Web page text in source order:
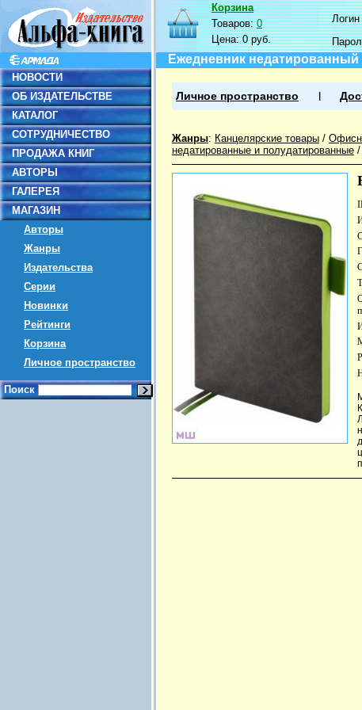
НОВОСТИ
ОБ ИЗДАТЕЛЬСТВЕ
КАТАЛОГ
СОТРУДНИЧЕСТВО
ПРОДАЖА КНИГ
АВТОРЫ
ГАЛЕРЕЯ
МАГАЗИН
Авторы
Жанры
Издательства
Серии
Новинки
Рейтинги
Корзина
Личное пространство
Поиск
Корзина
Товаров:0
Цена:0 руб.
Ежедневник
Личное пространство
Жанры: Канцелярские товары /
недатированные и полудатированные /